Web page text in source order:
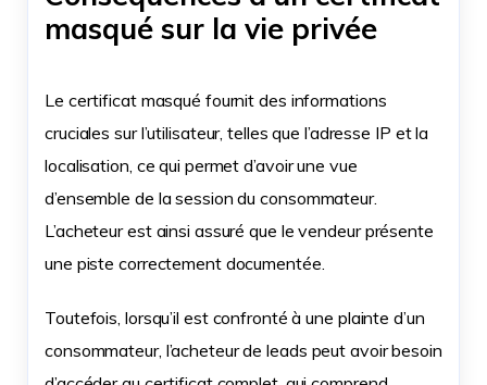
masqué sur la vie privée
Le certificat masqué fournit des informations
cruciales sur l’utilisateur, telles que l’adresse IP et la
localisation, ce qui permet d’avoir une vue
d’ensemble de la session du consommateur.
L’acheteur est ainsi assuré que le vendeur présente
une piste correctement documentée.
Toutefois, lorsqu’il est confronté à une plainte d’un
consommateur, l’acheteur de leads peut avoir besoin